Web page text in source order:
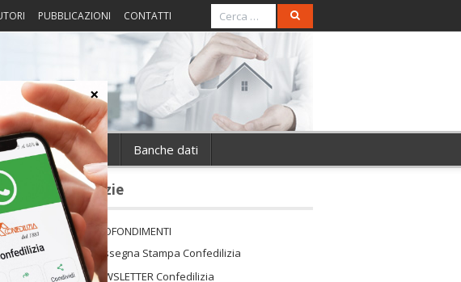
PUBBLICAZIONI CONTATTI
casa Notizie Banche dati
un
〉 Notizie
APPROFONDIMENTI
Rassegna Stampa Confedilizia
NEWSLETTER Confedilizia